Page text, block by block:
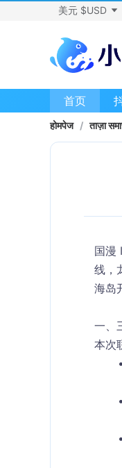
美元 $USD
首页
होमपेज / ताज़ा
国漫
线，
海岛
一、
本次